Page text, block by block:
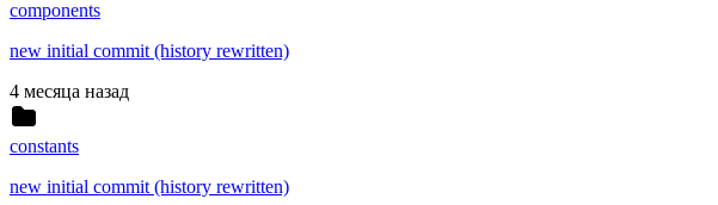
components
new initial commit (history rewritten)
4 месяца назад
constants
new initial commit (history rewritten)